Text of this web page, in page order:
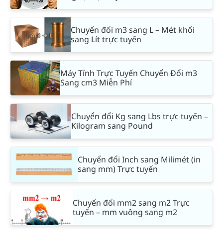
Chuyển đổi m3 sang L – Mét khối
sang Lít trực tuyến
Máy Tính Trực Tuyến Chuyển Đổi m3
Sang cm3 Miễn Phí
Chuyển đổi Kg sang Lbs trực tuyến –
Kilogram sang Pound
Chuyển đổi Inch sang Milimét (in
sang mm) Trực tuyến
Chuyển đổi mm2 sang m2 Trực
tuyến – mm vuông sang m2